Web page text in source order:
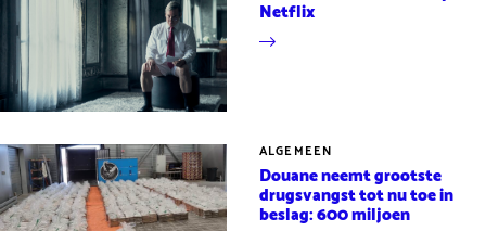
Netflix
ALGEMEEN
Douane neemt grootste
drugsvangst tot nu toe in
beslag: 600 miljoen